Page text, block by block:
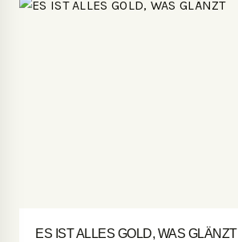
ES IST ALLES GOLD, WAS GLÄNZT